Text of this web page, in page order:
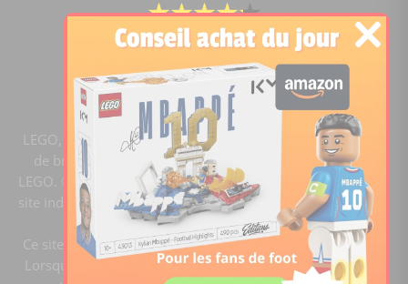
Comparateur de prix Lego
4.2/5 -15444notes
LEGO, le logo LEGO, la figurine LEGO et les configurations
de briques sont des marques commerciales du groupe
LEGO. ©2020 The LEGO Group. Templeofbricks.com est un
site indépendant du groupe LEGO, il n'est pas sponsorisé ni
validé par LEGO.
Ce site est membre du programme Ebay Partner Network.
Lorsque vous cliquez sur un lien et faites un achat, ce site